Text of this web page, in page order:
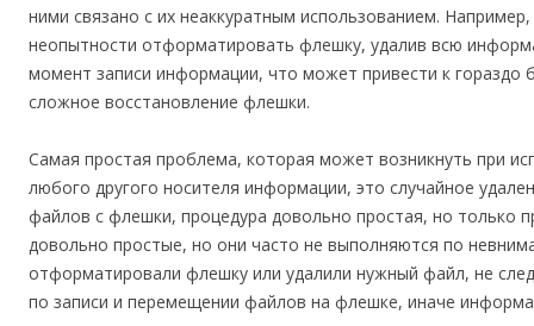
ними связано с их неаккуратным использованием.
неопытности отформатировать флешку, удалив всю
момент записи информации, что может привести к гораздо
сложное восстановление флешки.
Самая простая проблема, которая может возникнуть при
любого другого носителя информации, это случайное
файлов с флешки, процедура довольно простая, но только
довольно простые, но они часто не выполняются по
отформатировали флешку или удалили нужный файл, не
по записи и перемещении файлов на флешке, иначе